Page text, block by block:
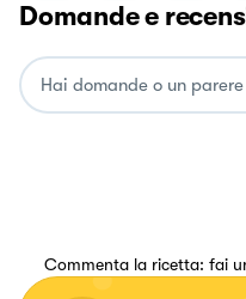
Domande e
Commenta la ricetta: fai